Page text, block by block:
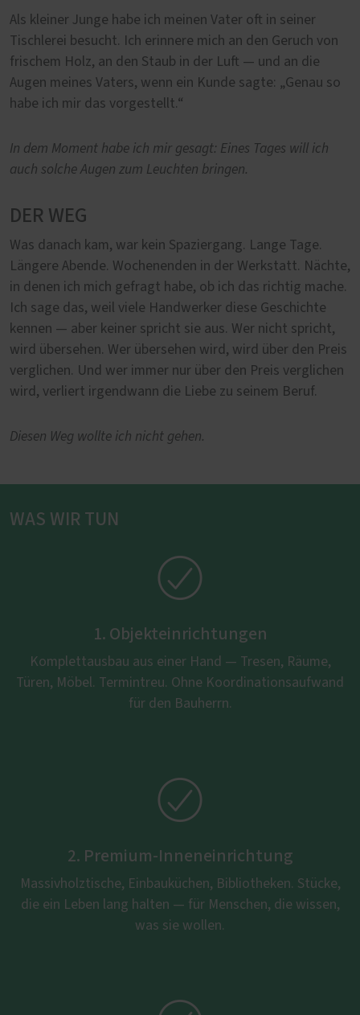
Als kleiner Junge habe ich meinen Vater oft in seiner
Tischlerei besucht. Ich erinnere mich an den Geruch von
frischem Holz, an den Staub in der Luft — und an die
Augen meines Vaters, wenn ein Kunde sagte: „Genau so
habe ich mir das vorgestellt.“
In dem Moment habe ich mir gesagt: Eines Tages will ich
auch solche Augen zum Leuchten bringen.
DER WEG
Was danach kam, war kein Spaziergang. Lange Tage.
Längere Abende. Wochenenden in der Werkstatt. Nächte,
in denen ich mich gefragt habe, ob ich das richtig mache.
Ich sage das, weil viele Handwerker diese Geschichte
kennen — aber keiner spricht sie aus. Wer nicht spricht,
wird übersehen. Wer übersehen wird, wird über den Preis
verglichen. Und wer immer nur über den Preis verglichen
wird, verliert irgendwann die Liebe zu seinem Beruf.
Diesen Weg wollte ich nicht gehen.
WAS WIR TUN

1. Objekteinrichtungen
Komplettausbau aus einer Hand — Tresen, Räume,
Türen, Möbel. Termintreu. Ohne Koordinationsaufwand
für den Bauherrn.

2. Premium-Inneneinrichtung
Massivholztische, Einbauküchen, Bibliotheken. Stücke,
die ein Leben lang halten — für Menschen, die wissen,
was sie wollen.